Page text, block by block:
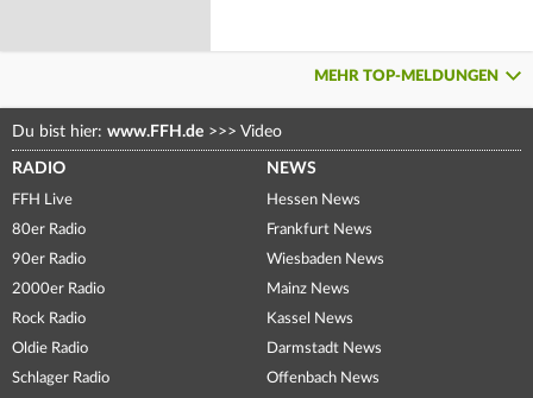
MEHR TOP-MELDUNGEN
Du bist hier: www.FFH.de >>> Video
RADIO
FFH Live
80er Radio
90er Radio
2000er Radio
Rock Radio
Oldie Radio
Schlager Radio
NEWS
Hessen News
Frankfurt News
Wiesbaden News
Mainz News
Kassel News
Darmstadt News
Offenbach News